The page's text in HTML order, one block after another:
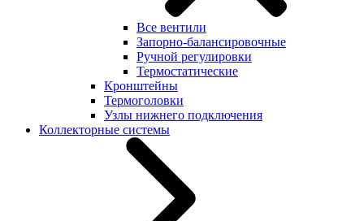
Все вентили
Запорно-балансировочные
Ручной регулировки
Термостатические
Кронштейны
Термоголовки
Узлы нижнего подключения
Коллекторные системы